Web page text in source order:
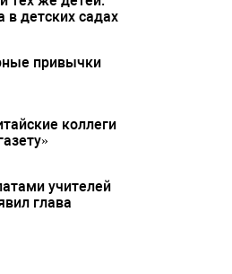
в детских садах
привычки
коллеги
учителей
глава